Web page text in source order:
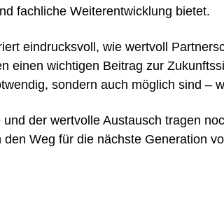
fachliche Weiterentwicklung bietet.
eindrucksvoll, wie wertvoll
einen wichtigen Beitrag zur
sondern auch möglich sind –
der wertvolle Austausch tragen
Weg für die nächste Generation